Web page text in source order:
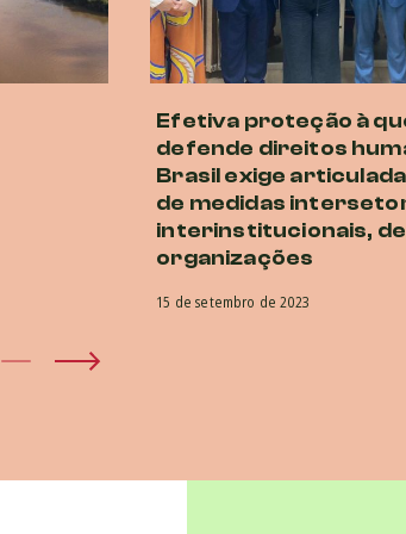
Efetiva proteção à
defende direitos
Brasil exige
de medidas
interinstitucionais,
organizações
15 de setembro de 2023